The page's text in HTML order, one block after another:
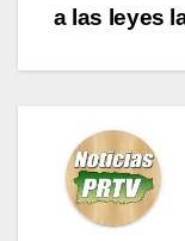
a las leyes